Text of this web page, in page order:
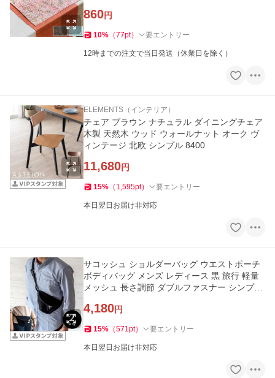
860円
10% （77pt） 要エントリー
12時までの注文で当日発送（休業日を除く）
ELEMENTS（インテリア）
チェア ブラウン ナチュラル ダイニングチェア
木製 天然木 ウッド ウォールナット オーク ヴ
ィンテージ 北欧 シンプル 8400
11,680円
15% （ 1,595pt） 要エントリー
本日翌日お届け非対応
サコッシュ ショルダーバッグ ウエストポーチ
ボディバッグ メンズ レディース 黒 旅行 軽量
メッシュ 長さ調節 ダブルファスナー シンプル
4,180円
15% （571pt） 要エントリー
本日翌日お届け非対応